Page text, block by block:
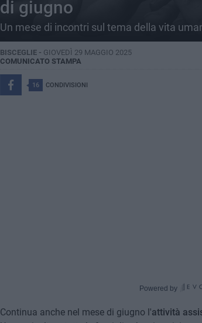
di giugno
Un mese di incontri sul tema della vita
BISCEGLIE - GIOVEDÌ 29 MAGGIO 2025
COMUNICATO STAMPA
16 CONDIVISIONI
Powered by
Continua anche nel mese di giugno l'attività